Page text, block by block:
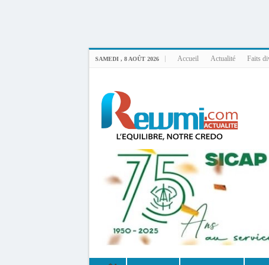
SAMEDI , 8 AOÛT 2026 Accueil Actualité Faits